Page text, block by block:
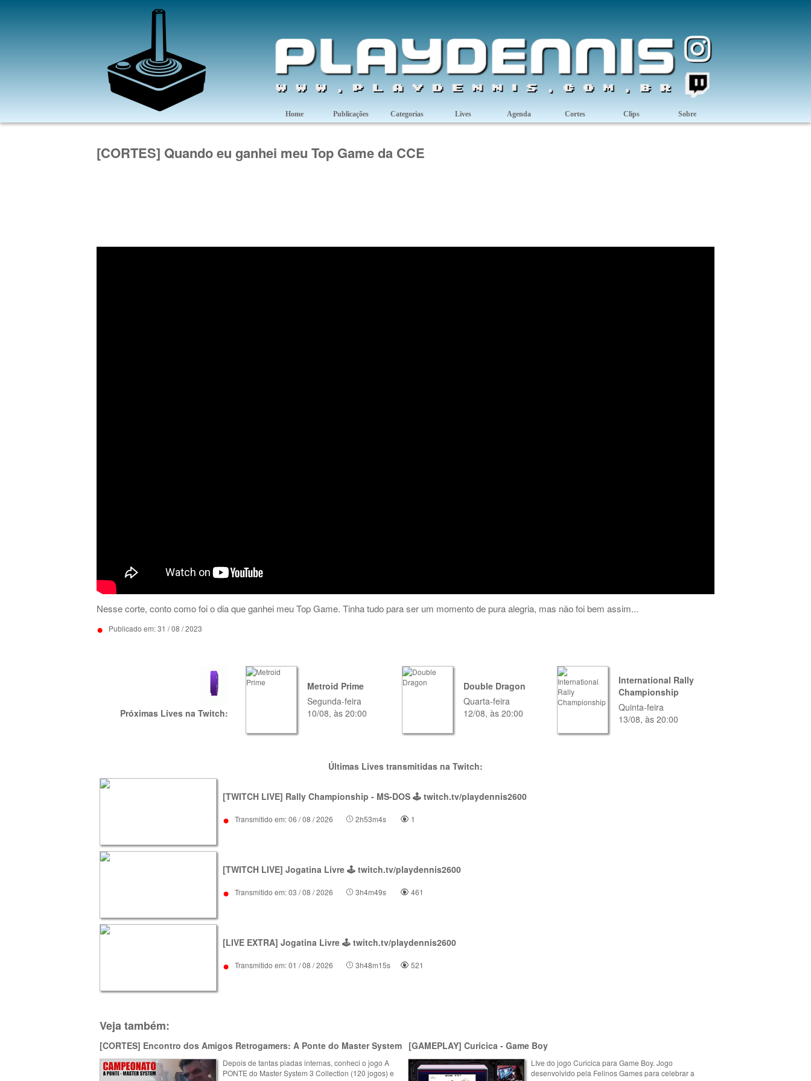
Home Publicações Categorias Lives Agenda Cortes Clips Sobre
[CORTES] Quando eu ganhei meu Top Game da CCE
Nesse corte, conto como foi o dia que ganhei meu Top Game. Tinha tudo para ser um momento de pura alegria, mas não foi bem assim...
• Publicado em: 31 / 08 / 2023
Próximas Lives na Twitch:
Metroid Prime
Segunda-feira
10/08, às 20:00
Double Dragon
Quarta-feira
12/08, às 20:00
International Rally
Championship
Quinta-feira
13/08, às 20:00
Últimas Lives transmitidas na Twitch:
[TWITCH LIVE] Rally Championship - MS-DOS 🕹 twitch.tv/playdennis2600
• Transmitido em: 06 / 08 / 2026 2h53m4s 1
[TWITCH LIVE] Jogatina Livre 🕹 twitch.tv/playdennis2600
• Transmitido em: 03 / 08 / 2026 3h4m49s 461
[LIVE EXTRA] Jogatina Livre 🕹 twitch.tv/playdennis2600
• Transmitido em: 01 / 08 / 2026 3h48m15s 521
Veja também:
[CORTES] Encontro dos Amigos Retrogamers: A Ponte do Master System [GAMEPLAY] Curicica - Game Boy
Depois de tantas piadas internas, conheci o jogo A
PONTE do Master System 3 Collection (120 jogos) e
LIve do jogo Curicica para Game Boy. Jogo
desenvolvido pela Felinos Games para celebrar a